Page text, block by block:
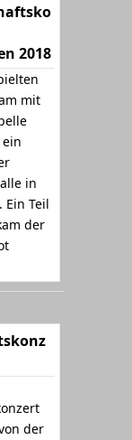
2018
mit
in
Ein Teil
der
der